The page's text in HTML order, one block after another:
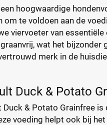
hoogwaardige
te voldoen aan de
viervoeter van
wat het
merk in de
Duck & Potato
& Potato Grainfree
voeding helpt ook bij